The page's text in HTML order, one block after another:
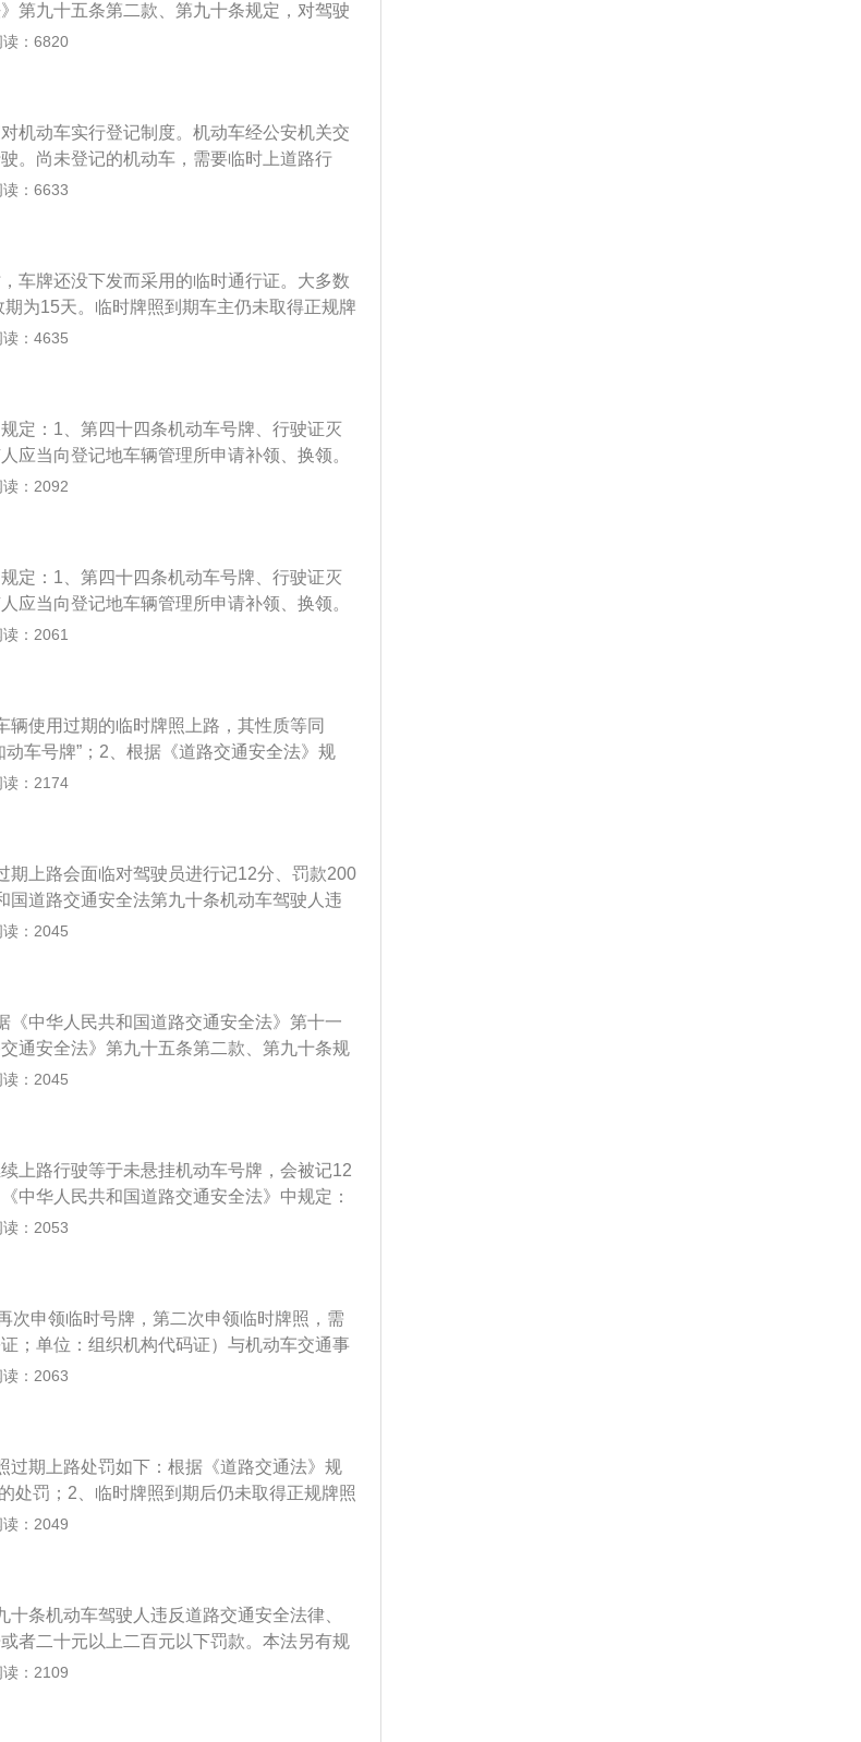
第九十五条第二款、第九十条规定，对驾驶
以下是相关资料：1、根据《中华人民共和国
以下罚款。本法另有规定，依照规定处罚。
驾驶证，公安机关交通管理部门应当扣留机
读：6820
机动车实行登记制度。机动车经公安机关交
。尚未登记的机动车，需要临时上道路行
料如下：1、根据交通法的规定，对不按规
路时，无论是闯红灯、违章停车还是超速行
为进行处理。
读：6633
车牌还没下发而采用的临时通行证。大多数
为15天。临时牌照到期车主仍未取得正规牌
根据“道路交通安全法”规定如果不按规定悬
应的处罚。有人可能会认为，用了临时牌照
式牌照都受交通法的管制；有人还会误认为
其实现在高清摄像头无处不在，只要被抓拍
时牌照。而临时牌照的摆放也有相关的规
挡风玻璃左下角或右下角，不可影响驾驶员
玻璃并没有位置可贴，那么另外也应该随车
读：4635
定：1、第四十四条机动车号牌、行驶证灭
应当向登记地车辆管理所申请补领、换领。
表并提交身份证明；2、车辆管理所应当审
之日起十五日内补发、换发号牌，原机动车
期间应当核发有效期不超过十五日的临时行
读：2092
定：1、第四十四条机动车号牌、行驶证灭
应当向登记地车辆管理所申请补领、换领。
表并提交身份证明；2、车辆管理所应当审
之日起十五日内补发、换发号牌，原机动车
期间应当核发有效期不超过十五日的临时行
读：2061
辆使用过期的临时牌照上路，其性质等同
车号牌”；2、根据《道路交通安全法》规
车号牌，公安机关交通管理部门应当扣留机
目前核发的机动车临时牌照的期限为15天，
读：2174
期上路会面临对驾驶员进行记12分、罚款200
国道路交通安全法第九十条机动车驾驶人违
通行规定的，处警告或者20元以上200元以
格标志、保险标志，或者未随车携带行驶
读：2045
《中华人民共和国道路交通安全法》第十一
通安全法》第九十五条第二款、第九十条规
元的处罚；2、根据《道路交通安全违法行为
挡、污损、不按规定安装机动车号牌的；
、保险标志，并随车携带机动车行驶证。
读：2045
上路行驶等于未悬挂机动车号牌，会被记12
中华人民共和国道路交通安全法》中规定：
。机动车经公安机关交通管理部门登记
人违反道路交通安全法律、法规关于道路
二百元以下罚款。本法另有规定的，依照规
照受交通法的管制，所以不要以为新车是临
时牌照太小，摄像机肯定拍不到，其实高清
的。
读：2053
次申领临时号牌，第二次申领临时牌照，需
；单位：组织机构代码证）与机动车交通事
上，并将已使用过的旧临时牌照一并收回。
间上路，不管是闯红灯、违停还是超速，都
、如果挂临牌行车存在违法行为，在申请正
后才能申请正式牌照。目前，交警根据相关
理。
读：2063
过期上路处罚如下：根据《道路交通法》规
处罚；2、临时牌照到期后仍未取得正规牌照
申领临时号牌，第二次申领临时牌照，需将
，并将已使用过的旧临时牌照一并收回。若
理人身份证明；3、车辆可以申请3次临时牌
上路，不管是闯红灯、违停还是超速，都与
读：2049
条机动车驾驶人违反道路交通安全法律、
者二十元以上二百元以下罚款。本法另有规
上道路行驶的机动车未悬挂机动车号牌，
当事人提供相应的牌证、标志或者补办相应
读：2109